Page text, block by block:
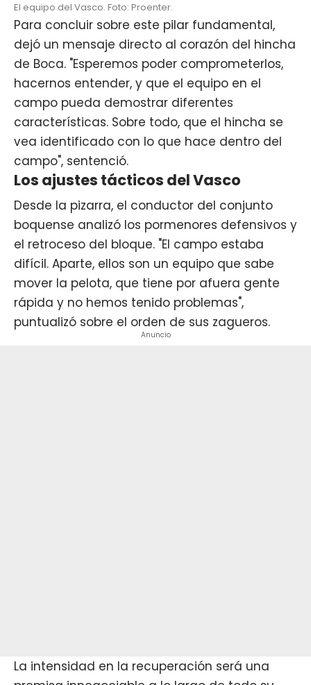
El equipo del Vasco. Foto: Proenter.
Para concluir sobre este pilar fundamental,
dejó un mensaje directo al corazón del hincha
de Boca. "Esperemos poder comprometerlos,
hacernos entender, y que el equipo en el
campo pueda demostrar diferentes
características. Sobre todo, que el hincha se
vea identificado con lo que hace dentro del
campo", sentenció.
Los ajustes tácticos del Vasco
Desde la pizarra, el conductor del conjunto
boquense analizó los pormenores defensivos y
el retroceso del bloque. "El campo estaba
difícil. Aparte, ellos son un equipo que sabe
mover la pelota, que tiene por afuera gente
rápida y no hemos tenido problemas",
puntualizó sobre el orden de sus zagueros.
Anuncio
La intensidad en la recuperación será una